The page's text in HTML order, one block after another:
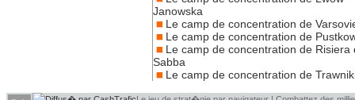
Janowska
Le camp de concentration de
Le camp de concentration de
Le camp de concentration de Risiera
Sabba
Le camp de concentration de